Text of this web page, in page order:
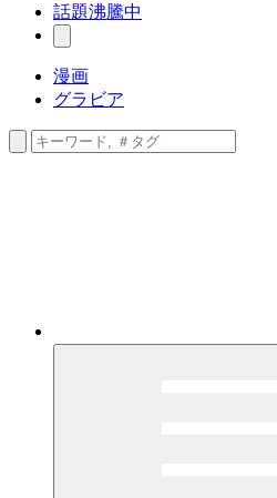
話題沸騰中
漫画
グラビア